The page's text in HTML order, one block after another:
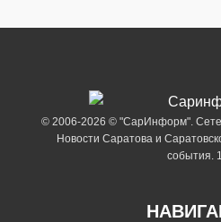
© 2006-2026 © "СарИнформ".
Новости Саратова и
события.